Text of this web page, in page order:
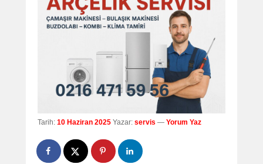
Tarih: 10 Haziran 2025 Yazar: servis — Yorum Yaz